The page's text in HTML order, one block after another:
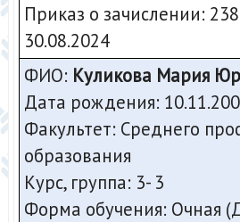
Приказ о зачислении: 238
30.08.2024
ФИО: Куликова Мария
Дата рождения:
Факультет: Среднего
образования
Курс, группа: 3- 3
Форма обучения: Очная